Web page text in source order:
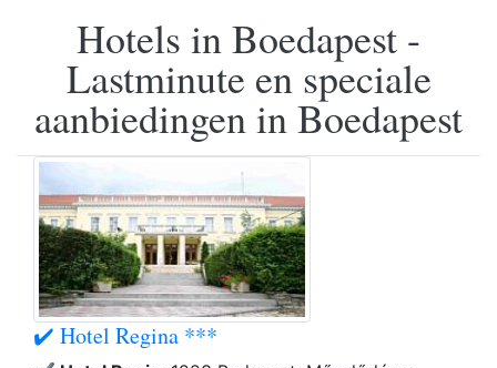
Hotels in Boedapest -
Lastminute en speciale
aanbiedingen in Boedapest
✔️ Hotel Regina ***